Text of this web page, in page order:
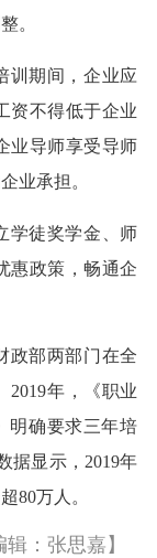
。
训期间，企业应
资不得低于企业
业导师享受导师
业承担。
学徒奖学金、师
惠政策，畅通企
政部两部门在全
2019年，《职业
明确要求三年培
据显示，2019年
80万人。
辑：张思嘉】